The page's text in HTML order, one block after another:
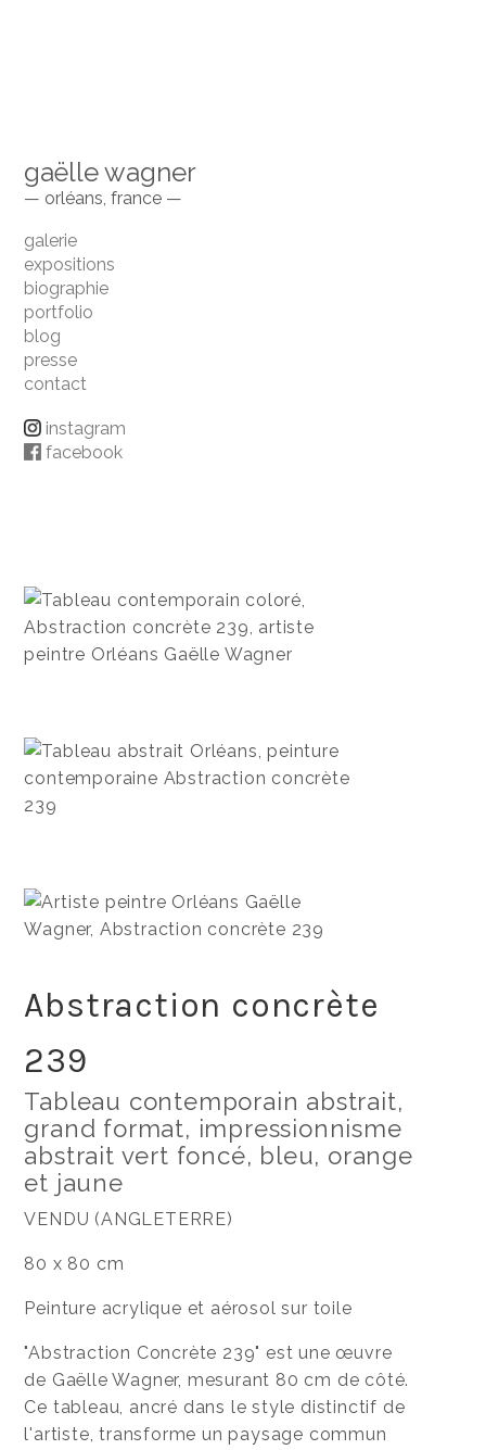
gaëlle wagner
— orléans, france —
galerie
expositions
biographie
portfolio
blog
presse
contact
instagram
facebook
Abstraction concrète
239
Tableau contemporain abstrait,
grand format, impressionnisme
abstrait vert foncé, bleu, orange
et jaune
VENDU (ANGLETERRE)
80 x 80 cm
Peinture acrylique et aérosol sur toile
"Abstraction Concrète 239" est une œuvre
de Gaëlle Wagner, mesurant 80 cm de côté.
Ce tableau, ancré dans le style distinctif de
l'artiste, transforme un paysage commun